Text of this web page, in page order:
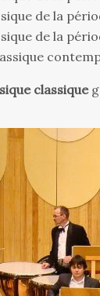
de la
de la
classique